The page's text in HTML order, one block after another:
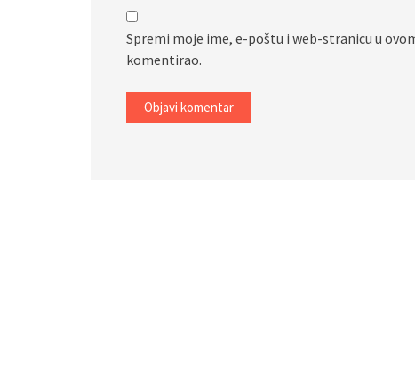
Spremi moje ime, e-poštu i web-stranicu u
komentirao.